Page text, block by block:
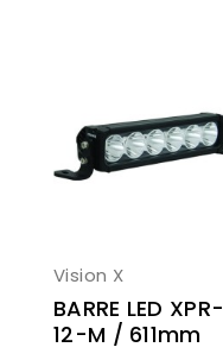
Vision X
BARRE LED XPR-
12-M / 611mm